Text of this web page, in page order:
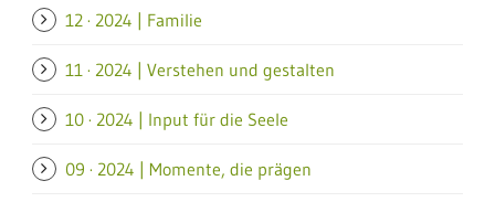
12 · 2024 | Familie
11 · 2024 | Verstehen und gestalten
10 · 2024 | Input für die Seele
09 · 2024 | Momente, die prägen